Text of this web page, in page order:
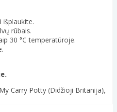
išplaukite.
rūbais.
30 °C temperatūroje.
Carry Potty (Didžioji Britanija),